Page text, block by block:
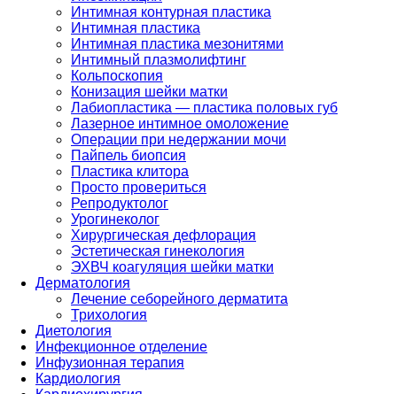
Интимная контурная пластика
Интимная пластика
Интимная пластика мезонитями
Интимный плазмолифтинг
Кольпоскопия
Конизация шейки матки
Лабиопластика — пластика половых губ
Лазерное интимное омоложение
Операции при недержании мочи
Пайпель биопсия
Пластика клитора
Просто провериться
Репродуктолог
Урогинеколог
Хирургическая дефлорация
Эстетическая гинекология
ЭХВЧ коагуляция шейки матки
Дерматология
Лечение себорейного дерматита
Трихология
Диетология
Инфекционное отделение
Инфузионная терапия
Кардиология